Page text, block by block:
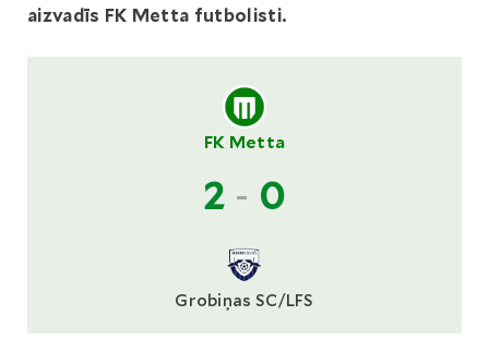
aizvadīs FK Metta futbolisti.
FK Metta
2 - 0
Grobiņas SC/LFS